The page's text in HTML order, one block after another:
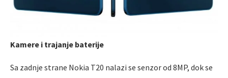
Kamere i trajanje baterije
Sa zadnje strane Nokia T20 nalazi se senzor od 8MP, dok se